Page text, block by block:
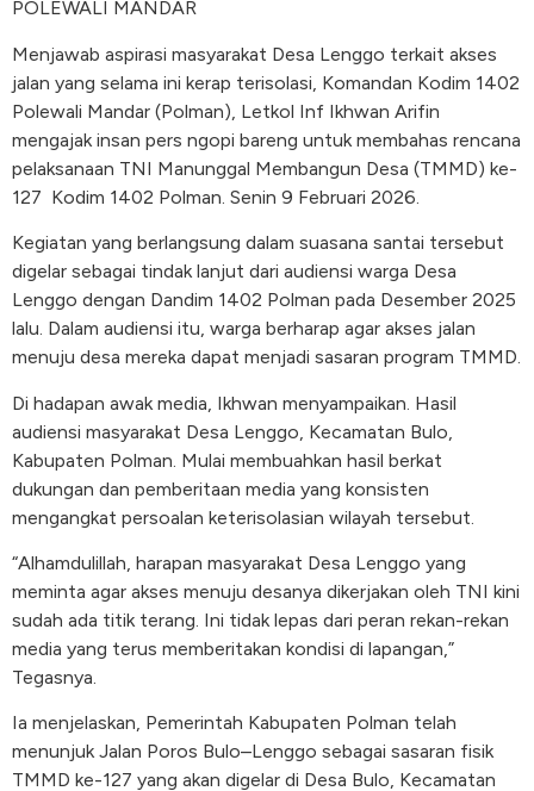
POLEWALI MANDAR
Menjawab aspirasi masyarakat Desa Lenggo terkait akses
jalan yang selama ini kerap terisolasi, Komandan Kodim 1402
Polewali Mandar (Polman), Letkol Inf Ikhwan Arifin
mengajak insan pers ngopi bareng untuk membahas rencana
pelaksanaan TNI Manunggal Membangun Desa (TMMD) ke-
127 Kodim 1402 Polman. Senin 9 Februari 2026.
Kegiatan yang berlangsung dalam suasana santai tersebut
digelar sebagai tindak lanjut dari audiensi warga Desa
Lenggo dengan Dandim 1402 Polman pada Desember 2025
lalu. Dalam audiensi itu, warga berharap agar akses jalan
menuju desa mereka dapat menjadi sasaran program TMMD.
Di hadapan awak media, Ikhwan menyampaikan. Hasil
audiensi masyarakat Desa Lenggo, Kecamatan Bulo,
Kabupaten Polman. Mulai membuahkan hasil berkat
dukungan dan pemberitaan media yang konsisten
mengangkat persoalan keterisolasian wilayah tersebut.
“Alhamdulillah, harapan masyarakat Desa Lenggo yang
meminta agar akses menuju desanya dikerjakan oleh TNI kini
sudah ada titik terang. Ini tidak lepas dari peran rekan-rekan
media yang terus memberitakan kondisi di lapangan,”
Tegasnya.
Ia menjelaskan, Pemerintah Kabupaten Polman telah
menunjuk Jalan Poros Bulo–Lenggo sebagai sasaran fisik
TMMD ke-127 yang akan digelar di Desa Bulo, Kecamatan